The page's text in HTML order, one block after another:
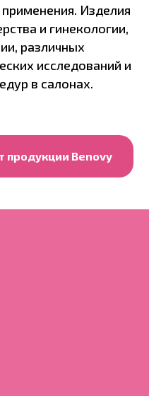
Изделия
и гинекологии,
различных
исследований и
в салонах.
продукции Benovy